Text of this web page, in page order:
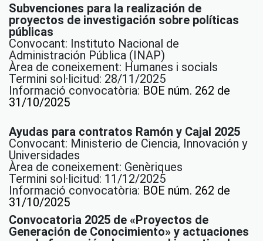
Subvenciones para la realización de
proyectos de investigación sobre políticas
públicas
Convocant: Instituto Nacional de
Administración Pública (INAP)
Àrea de coneixement: Humanes i socials
Termini sol·licitud: 28/11/2025
Informació convocatòria: BOE núm. 262 de
31/10/2025
Ayudas para contratos Ramón y Cajal 2025
Convocant: Ministerio de Ciencia, Innovación y
Universidades
Àrea de coneixement: Genèriques
Termini sol·licitud: 11/12/2025
Informació convocatòria: BOE núm. 262 de
31/10/2025
Convocatoria 2025 de «Proyectos de
Generación de Conocimiento» y actuaciones